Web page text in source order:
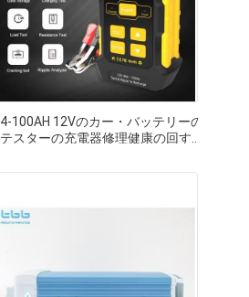
4-100AH 12Vのカー・バッテリーの
テスターの充電器修理健康の回すテ